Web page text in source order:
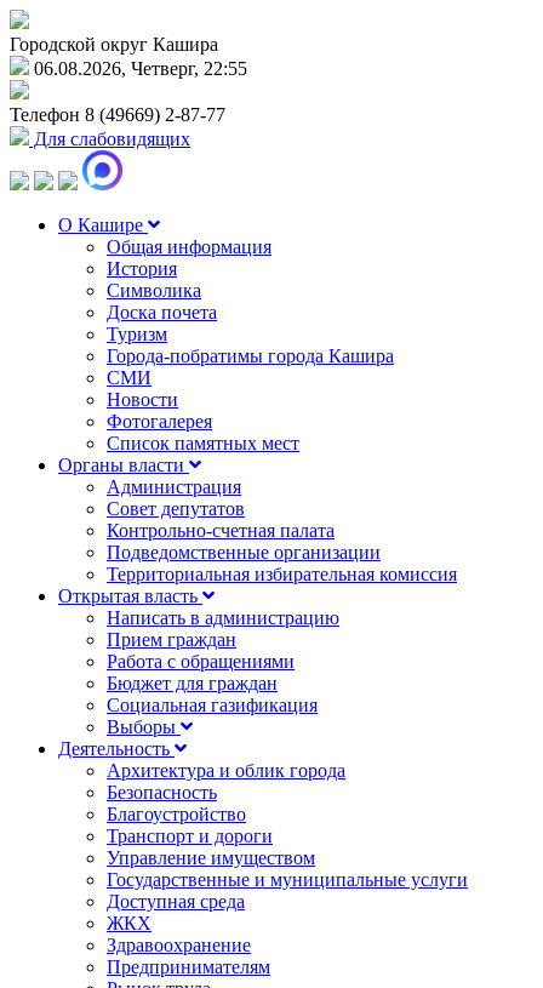
Городской округ Кашира
06.08.2026, Четверг, 22:55
Телефон 8 (49669) 2-87-77
Для слабовидящих
О Кашире
Общая информация
История
Символика
Доска почета
Туризм
Города-побратимы города Кашира
СМИ
Новости
Фотогалерея
Список памятных мест
Органы власти
Администрация
Совет депутатов
Контрольно-счетная палата
Подведомственные организации
Территориальная избирательная комиссия
Открытая власть
Написать в администрацию
Прием граждан
Работа с обращениями
Бюджет для граждан
Социальная газификация
Выборы
Деятельность
Архитектура и облик города
Безопасность
Благоустройство
Транспорт и дороги
Управление имуществом
Государственные и муниципальные услуги
Доступная среда
ЖКХ
Здравоохранение
Предпринимателям